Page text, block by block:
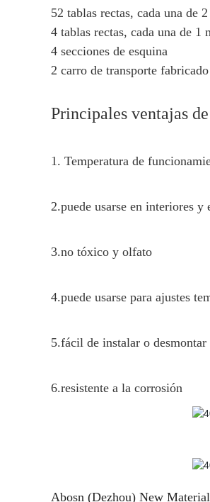
52 tablas rectas, cada una de
4 tablas rectas, cada una de 1
4 secciones de esquina
2 carro de transporte
Principales ventajas
1. Temperatura de
2.puede usarse en interiores y
3.no tóxico y olfato
4.puede usarse para ajustes
5.fácil de instalar o desmontar
6.resistente a la corrosión
Abosn (Dezhou) New